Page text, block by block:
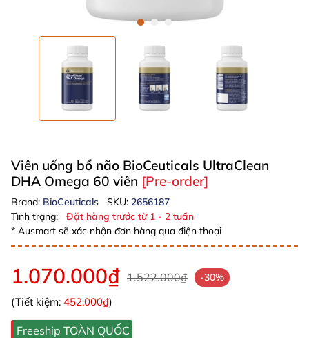
Viên uống bổ não BioCeuticals UltraClean
DHA Omega 60 viên [Pre-order]
Brand: BioCeuticals SKU: 2656187
Tình trạng:
Đặt hàng trước từ 1 - 2 tuần
* Ausmart sẽ xác nhận đơn hàng qua điện thoại
1.070.000₫ 1.522.000₫ -30%
(Tiết kiệm: 452.000₫)
Freeship TOÀN QUỐC